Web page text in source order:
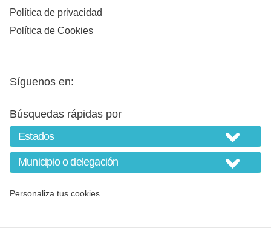
Política de privacidad
Política de Cookies
Síguenos en:
Búsquedas rápidas por
Personaliza tus cookies